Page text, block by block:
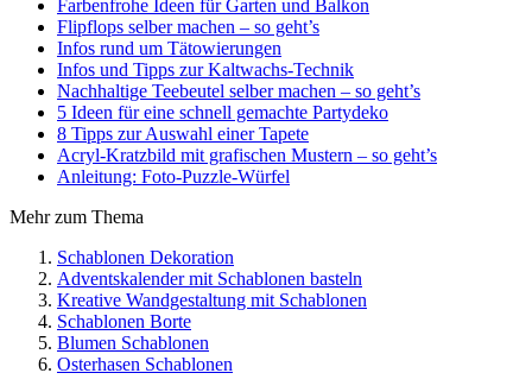
Farbenfrohe Ideen für Garten und Balkon
Flipflops selber machen – so geht’s
Infos rund um Tätowierungen
Infos und Tipps zur Kaltwachs-Technik
Nachhaltige Teebeutel selber machen – so geht’s
5 Ideen für eine schnell gemachte Partydeko
8 Tipps zur Auswahl einer Tapete
Acryl-Kratzbild mit grafischen Mustern – so geht’s
Anleitung: Foto-Puzzle-Würfel
Mehr zum Thema
Schablonen Dekoration
Adventskalender mit Schablonen basteln
Kreative Wandgestaltung mit Schablonen
Schablonen Borte
Blumen Schablonen
Osterhasen Schablonen